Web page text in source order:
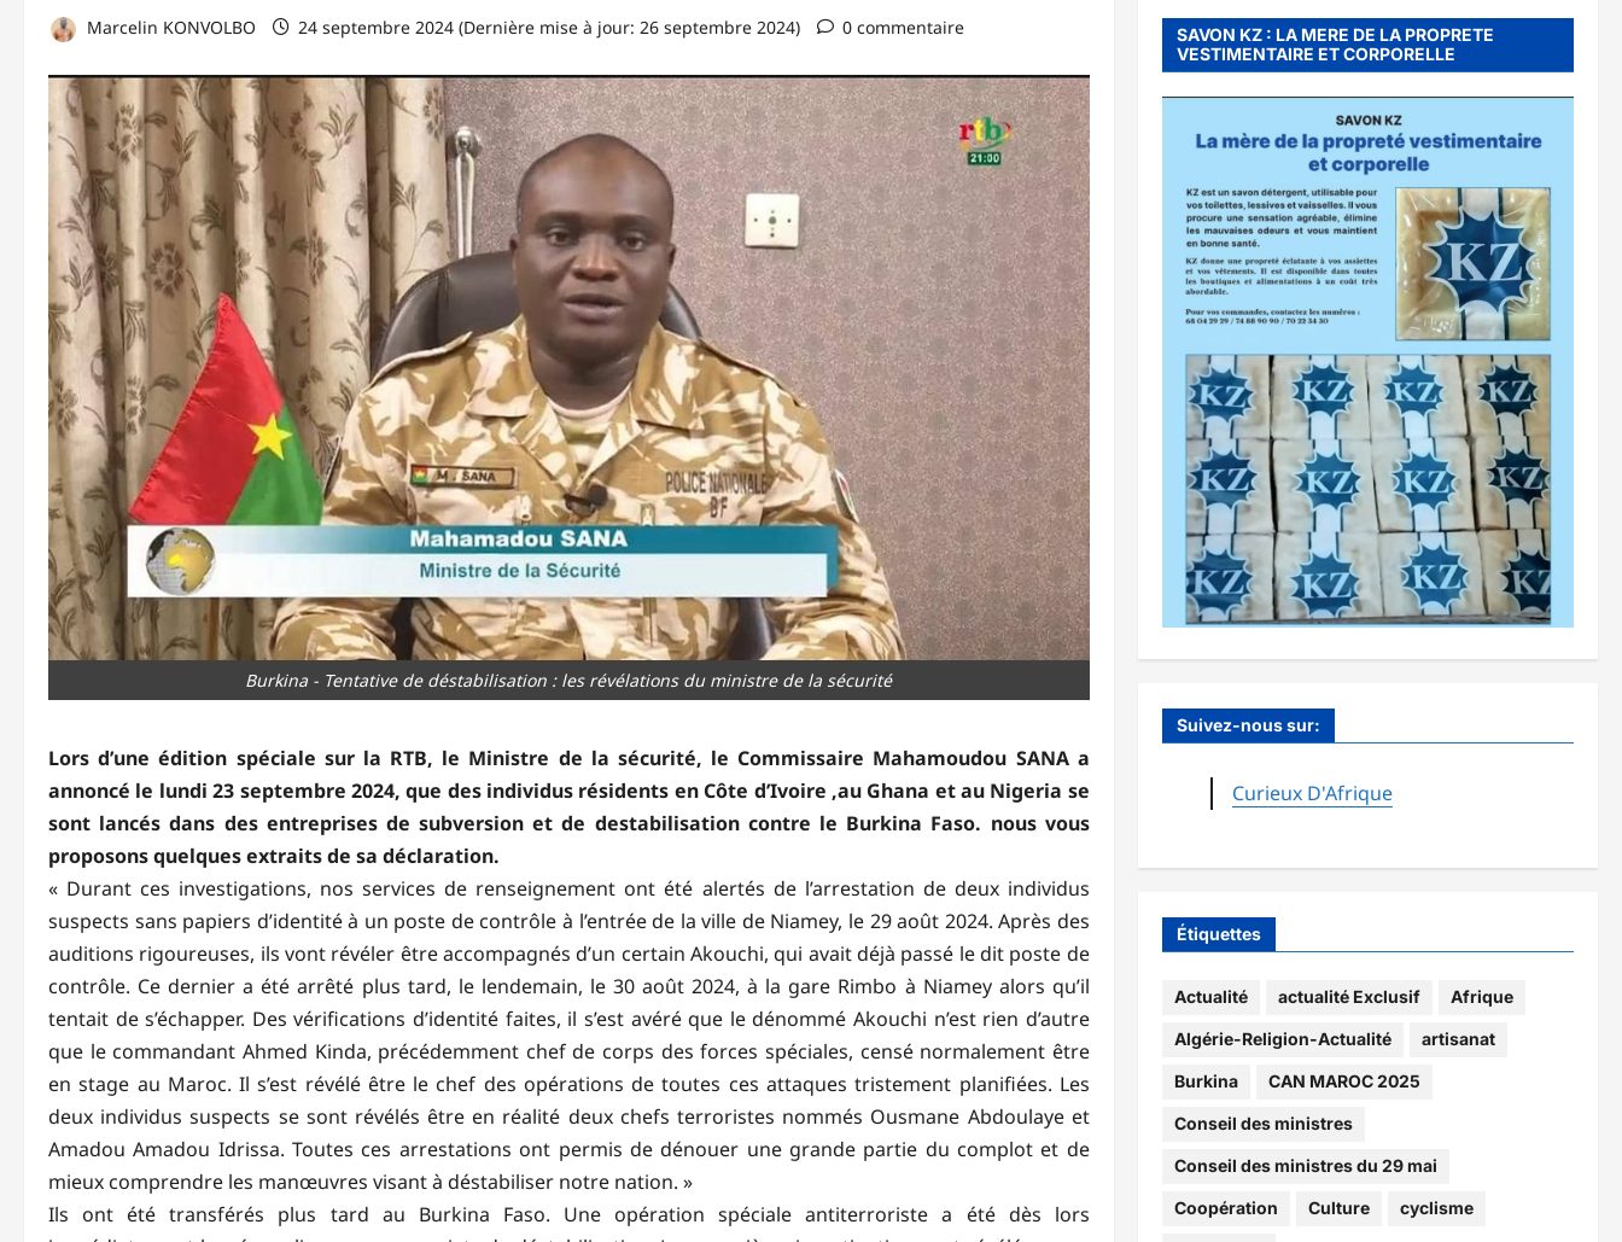
Marcelin KONVOLBO 24 septembre 2024 (Dernière mise à jour: 26 septembre 2024) 0 commentaire
Burkina - Tentative de déstabilisation : les révélations du ministre de la sécurité
Lors d’une édition spéciale sur la RTB, le Ministre de la sécurité, le Commissaire Mahamoudou SANA a
annoncé le lundi 23 septembre 2024, que des individus résidents en Côte d’Ivoire ,au Ghana et au Nigeria se
sont lancés dans des entreprises de subversion et de destabilisation contre le Burkina Faso. nous vous
proposons quelques extraits de sa déclaration.
« Durant ces investigations, nos services de renseignement ont été alertés de l’arrestation de deux individus
suspects sans papiers d’identité à un poste de contrôle à l’entrée de la ville de Niamey, le 29 août 2024. Après des
auditions rigoureuses, ils vont révéler être accompagnés d’un certain Akouchi, qui avait déjà passé le dit poste de
contrôle. Ce dernier a été arrêté plus tard, le lendemain, le 30 août 2024, à la gare Rimbo à Niamey alors qu’il
tentait de s’échapper. Des vérifications d’identité faites, il s’est avéré que le dénommé Akouchi n’est rien d’autre
que le commandant Ahmed Kinda, précédemment chef de corps des forces spéciales, censé normalement être
en stage au Maroc. Il s’est révélé être le chef des opérations de toutes ces attaques tristement planifiées. Les
deux individus suspects se sont révélés être en réalité deux chefs terroristes nommés Ousmane Abdoulaye et
Amadou Amadou Idrissa. Toutes ces arrestations ont permis de dénouer une grande partie du complot et de
mieux comprendre les manœuvres visant à déstabiliser notre nation. »
Ils ont été transférés plus tard au Burkina Faso. Une opération spéciale antiterroriste a été dès lors
SAVON KZ : LA MERE DE LA PROPRETE
VESTIMENTAIRE ET CORPORELLE
Suivez-nous sur:
Curieux D'Afrique
Étiquettes
Actualité actualité Exclusif Afrique
Algérie-Religion-Actualité artisanat
Burkina CAN MAROC 2025
Conseil des ministres
Conseil des ministres du 29 mai
Coopération Culture cyclisme